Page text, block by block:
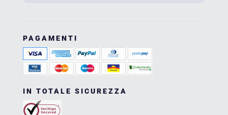
PAGAMENTI
IN TOTALE SICUREZZA